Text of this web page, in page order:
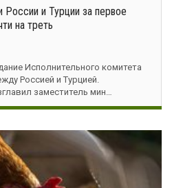
и Турции за первое
на треть
Исполнительного комитета
Россией и Турцией.
заместитель мин…